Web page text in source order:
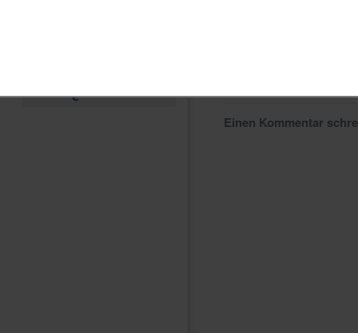
e
Einen Kommentar